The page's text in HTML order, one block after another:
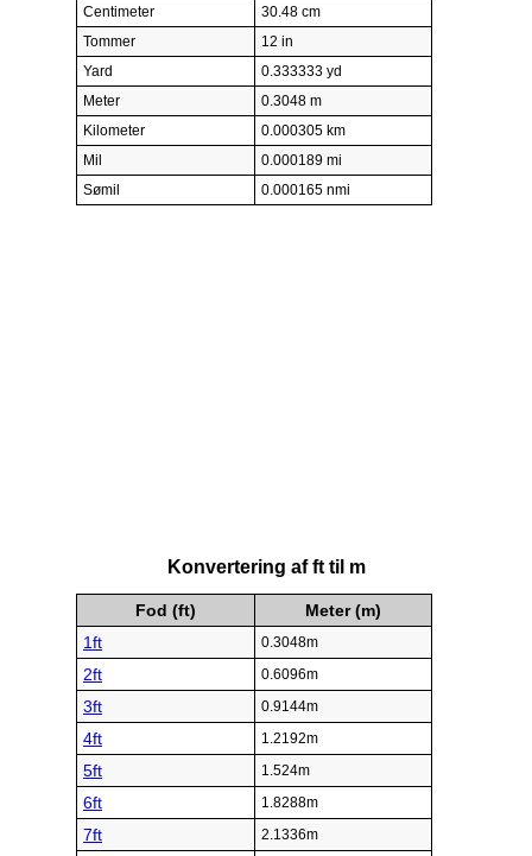
Centimeter
30.48 cm
Tommer
12 in
Yard
0.333333 yd
Meter
0.3048 m
Kilometer
0.000305 km
Mil
0.000189 mi
Sømil
0.000165 nmi
Konvertering af ft til m
Fod (ft)
Meter (m)
1ft
0.3048m
2ft 0.6096m
3ft 0.9144m
4ft 1.2192m
5ft 1.524m
6ft 1.8288m
7ft 2.1336m